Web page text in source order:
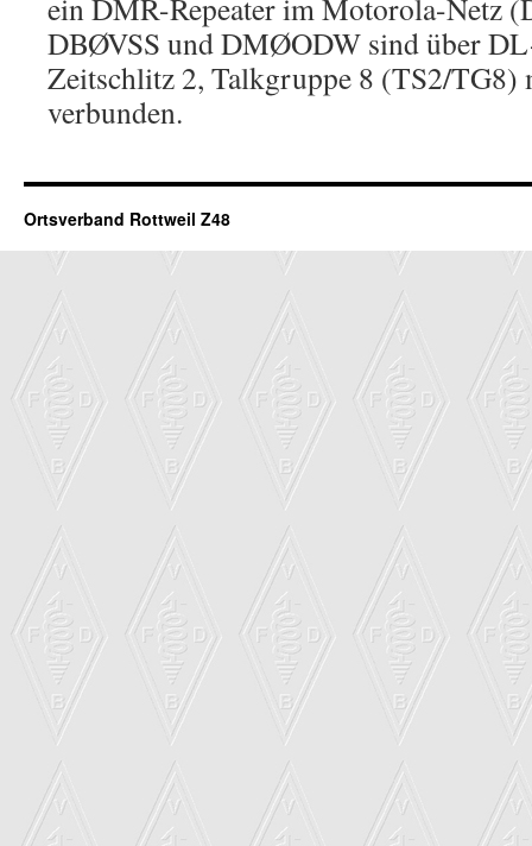
ein DMR-Repeater im Motorola-Netz
DBØVSS und DMØODW sind über
Zeitschlitz 2, Talkgruppe 8 (TS2/TG8)
verbunden.
Ortsverband Rottweil Z48